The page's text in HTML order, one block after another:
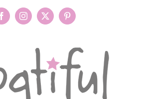
FacebookInstagram
X Pinterest